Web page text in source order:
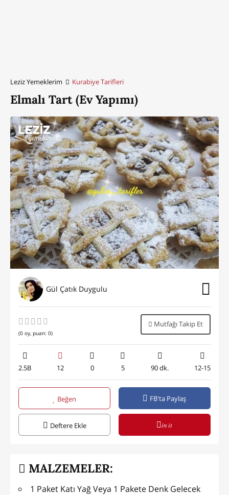
Leziz Yemeklerim Kurabiye Tarifleri
Elmalı Tart (Ev Yapımı)
Gül Çatık Duygulu
(0 oy, puan: 0)
Mutfağı Takip Et
2.5B 12 0 5 90 dk. 12-15
Beğen FB'ta Paylaş
Deftere Ekle in it
MALZEMELER:
1 Paket Katı Yağ Veya 1 Pakete Denk Gelecek